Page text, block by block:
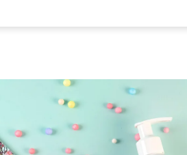
WARTOŚĆ ZESTAWU: 81 ZŁ
dla Dzieci Zestaw
– Zestaw do pielęgnacji z